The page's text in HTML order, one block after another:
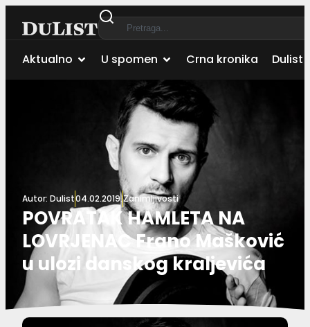
Aktualno U spomen Crna kronika Dulist
Autor: Dulist04.02.2019.Zanimljivosti
POVRATAK HAMLETA NA
LOVRJENAC Frano Mašković
u ulozi danskog kraljevića